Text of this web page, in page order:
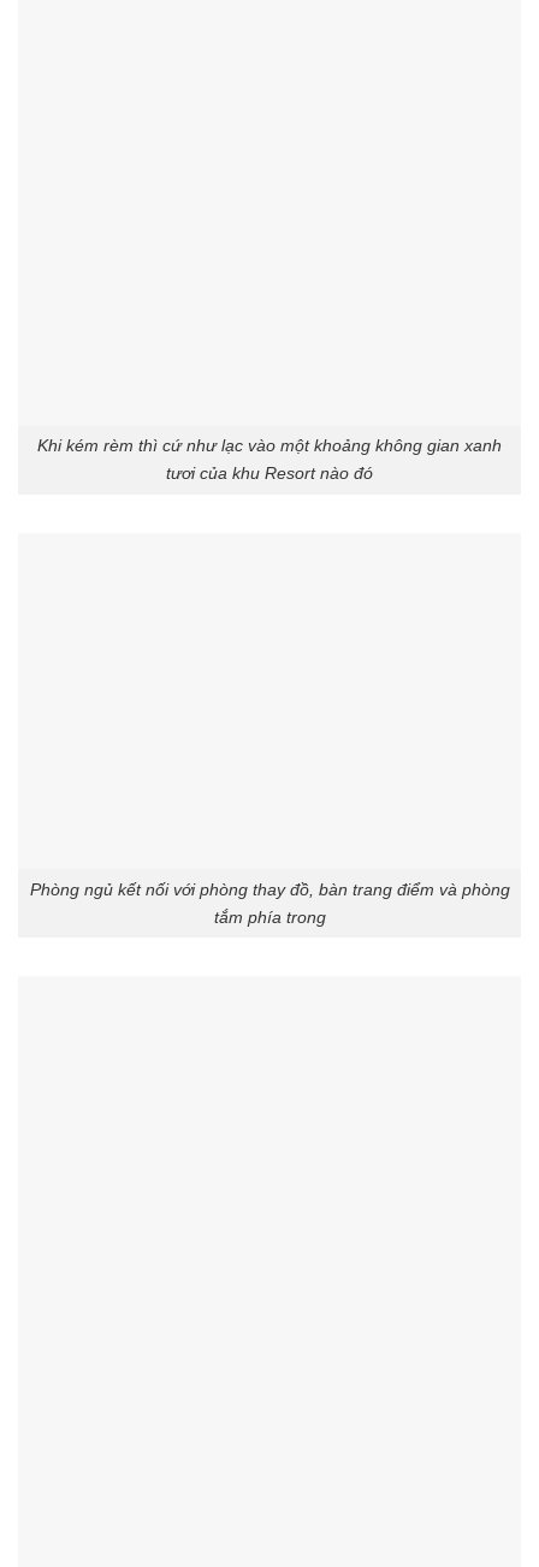
Khi kém rèm thì cứ như lạc vào một khoảng không gian xanh
tươi của khu Resort nào đó
Phòng ngủ kết nối với phòng thay đồ, bàn trang điểm và phòng
tắm phía trong